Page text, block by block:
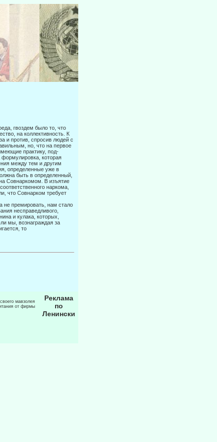
гвоздем было то, что
на коллективность. К
и против, спросив людей с
но, что на первое
практику, под­
формулировка, которая
между тем и другим
определенные уже в
быть в определенный,
Совнаркомом. В изъятие
наркома,
что Совнарком требует
не премировать, нам стало
несправедливого,
и кулака, которых,
мы, вознаграждая за
то
мавзолея
от фирмы
Реклама
по
Ленински